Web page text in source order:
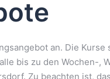
an. Die
bis zu den Wochen-,
Zu beachten ist,